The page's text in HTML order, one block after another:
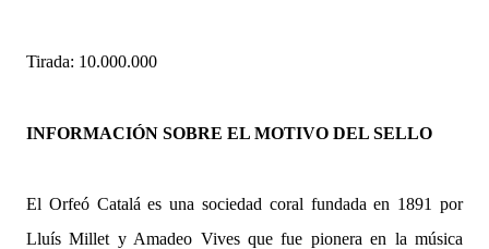
Tirada: 10.000.000
INFORMACIÓN SOBRE EL MOTIVO DEL SELLO
El Orfeó Catalá es una sociedad coral fundada en 1891 por
Lluís Millet y Amadeo Vives que fue pionera en la música